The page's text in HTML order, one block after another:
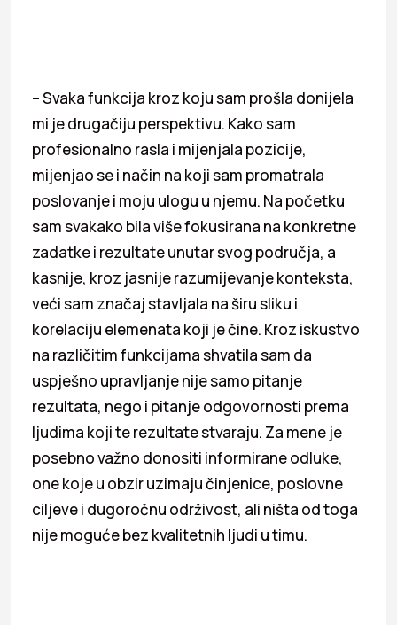
– Svaka funkcija kroz koju sam prošla donijela
mi je drugačiju perspektivu. Kako sam
profesionalno rasla i mijenjala pozicije,
mijenjao se i način na koji sam promatrala
poslovanje i moju ulogu u njemu. Na početku
sam svakako bila više fokusirana na konkretne
zadatke i rezultate unutar svog područja, a
kasnije, kroz jasnije razumijevanje konteksta,
veći sam značaj stavljala na širu sliku i
korelaciju elemenata koji je čine. Kroz iskustvo
na različitim funkcijama shvatila sam da
uspješno upravljanje nije samo pitanje
rezultata, nego i pitanje odgovornosti prema
ljudima koji te rezultate stvaraju. Za mene je
posebno važno donositi informirane odluke,
one koje u obzir uzimaju činjenice, poslovne
ciljeve i dugoročnu održivost, ali ništa od toga
nije moguće bez kvalitetnih ljudi u timu.